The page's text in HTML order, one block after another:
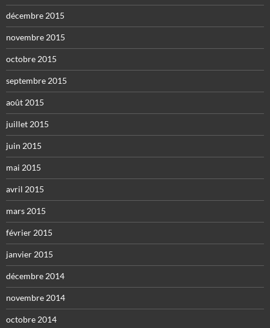
décembre 2015
novembre 2015
octobre 2015
septembre 2015
août 2015
juillet 2015
juin 2015
mai 2015
avril 2015
mars 2015
février 2015
janvier 2015
décembre 2014
novembre 2014
octobre 2014